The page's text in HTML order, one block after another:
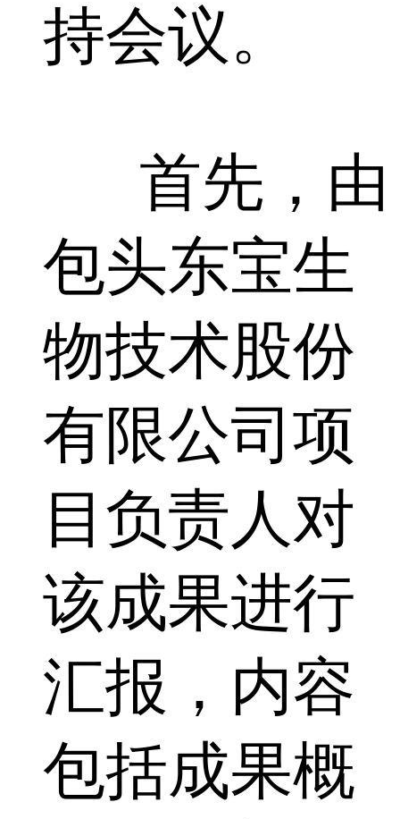
持会议。
首先，由
包头东宝生
物技术股份
有限公司项
目负责人对
该成果进行
汇报，内容
包括成果概